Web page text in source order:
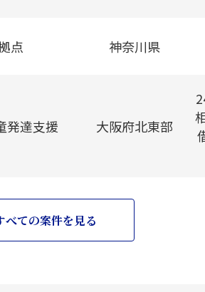
点 神奈川県
発達支援 大阪府北東部
べての案件を見る